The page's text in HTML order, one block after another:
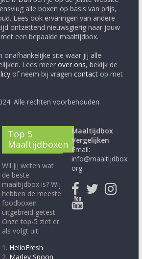
alle boxen op basis van prijs,
Lees ook ervaringen van andere
ontzettend nieuwsgierig naar jouw
een bepaalde maaltijdbox.
onafhankelijke site waar jij alle
Lees meer over ons, bekijk de
of neem bij vragen contactop met
Alle rechten voorbehouden.
Top 5
Maaltijdboxen
Wil jij weten wat
de beste
maaltijdbox is? Wij
hebben de meeste
foodboxen
uitgebreid getest.
Onze top-5 ziet er
als volgt uit:
1. HelloFresh
2. Marley Spoon
Maaltijdbox
Vergelijken
Email:
info@maaltijdbox.
org
- - -